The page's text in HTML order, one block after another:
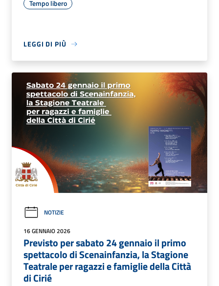
Tempo libero
LEGGI DI PIÙ
NOTIZIE
16 GENNAIO 2026
Previsto per sabato 24 gennaio il primo
spettacolo di Scenainfanzia, la Stagione
Teatrale per ragazzi e famiglie della Città
di Cirié